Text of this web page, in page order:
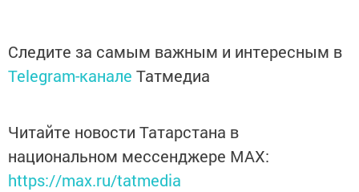
Следите за самым важным и интересным в
Telegram-канале Татмедиа
Читайте новости Татарстана в
национальном мессенджере MАХ:
https://max.ru/tatmedia